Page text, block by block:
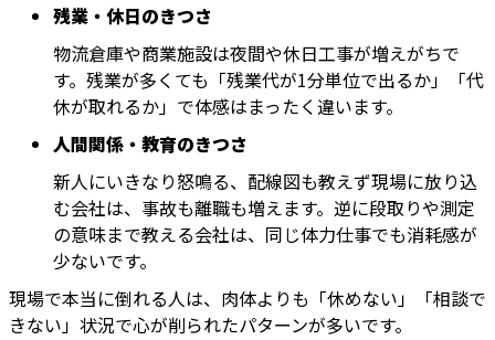
残業・休日のきつさ
物流倉庫や商業施設は夜間や休日工事が増えがちで
す。残業が多くても「残業代が1分単位で出るか」「代
休が取れるか」で体感はまったく違います。
人間関係・教育のきつさ
新人にいきなり怒鳴る、配線図も教えず現場に放り込
む会社は、事故も離職も増えます。逆に段取りや測定
の意味まで教える会社は、同じ体力仕事でも消耗感が
少ないです。
現場で本当に倒れる人は、肉体よりも「休めない」「相談で
きない」状況で心が削られたパターンが多いです。